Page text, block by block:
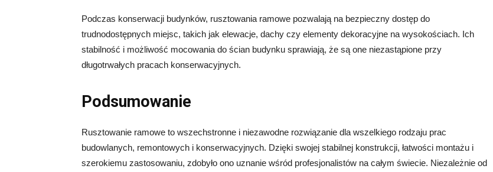
Podczas konserwacji budynków, rusztowania ramowe pozwalają na bezpieczny dostęp do
trudnodostępnych miejsc, takich jak elewacje, dachy czy elementy dekoracyjne na wysokościach. Ich
stabilność i możliwość mocowania do ścian budynku sprawiają, że są one niezastąpione przy
długotrwałych pracach konserwacyjnych.
Podsumowanie
Rusztowanie ramowe to wszechstronne i niezawodne rozwiązanie dla wszelkiego rodzaju prac
budowlanych, remontowych i konserwacyjnych. Dzięki swojej stabilnej konstrukcji, łatwości montażu i
szerokiemu zastosowaniu, zdobyło ono uznanie wśród profesjonalistów na całym świecie. Niezależnie od